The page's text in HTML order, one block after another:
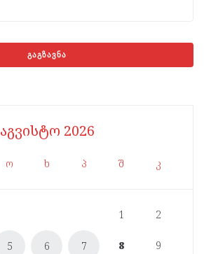
აგვისტო 2026
ო ხ პ შ კ
1 2
5 6 7 8 9